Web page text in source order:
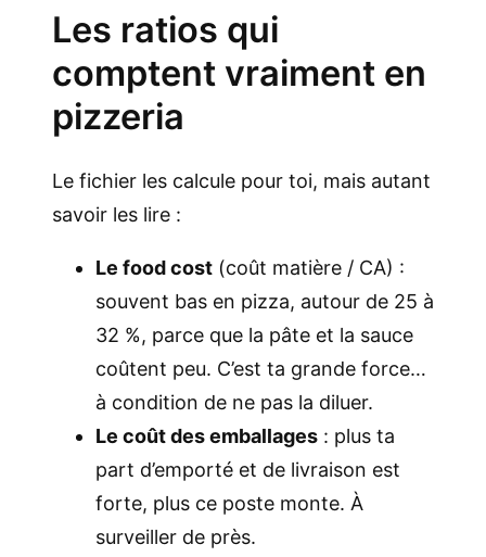
Les ratios qui
comptent vraiment en
pizzeria
Le fichier les calcule pour toi, mais autant
savoir les lire :
Le food cost (coût matière / CA) :
souvent bas en pizza, autour de 25 à
32 %, parce que la pâte et la sauce
coûtent peu. C’est ta grande force…
à condition de ne pas la diluer.
Le coût des emballages : plus ta
part d’emporté et de livraison est
forte, plus ce poste monte. À
surveiller de près.